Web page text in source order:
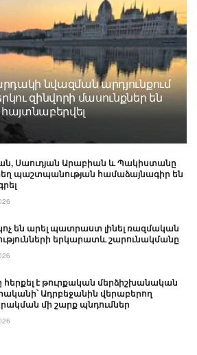
նվազման արդյունքում
զինվորի մասունքներ են
հայտնաբերվել
Սաուդյան Արաբիան և Պակիստանը
պաշտպանության համաձայնագիր են
են արել պատրաստ լինել ռազմական
երկարատև շարունակմանը
է թուրքական մերձիշխանական
Ադրբեջանին վերաբերող
մի շարք պնդումներ